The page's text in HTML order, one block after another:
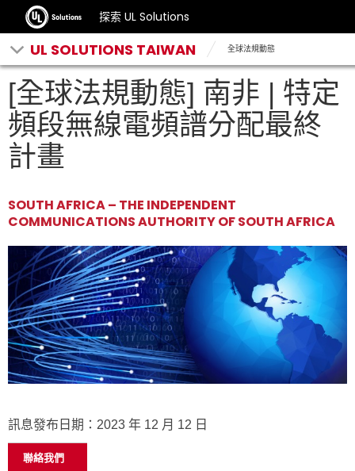
探索 UL Solutions
UL SOLUTIONS TAIWAN 全球法規動態
[全球法規動態] 南非 | 特定
頻段無線電頻譜分配最終
計畫
SOUTH AFRICA – THE INDEPENDENT
COMMUNICATIONS AUTHORITY OF SOUTH AFRICA
訊息發布日期：2023 年 12 月 12 日
聯絡我們